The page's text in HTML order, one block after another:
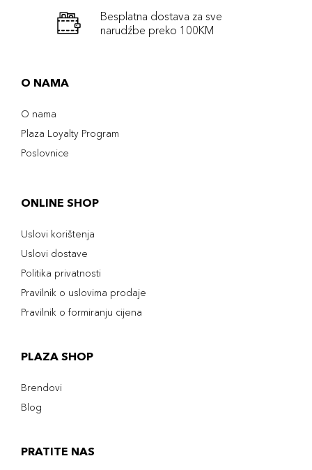
Besplatna dostava za sve
narudźbe preko 100KM
O NAMA
O nama
Plaza Loyalty Program
Poslovnice
ONLINE SHOP
Uslovi korištenja
Uslovi dostave
Politika privatnosti
Pravilnik o uslovima prodaje
Pravilnik o formiranju cijena
PLAZA SHOP
Brendovi
Blog
PRATITE NAS